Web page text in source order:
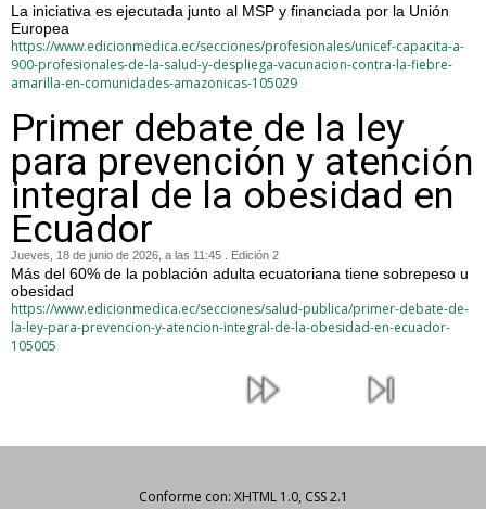
La iniciativa es ejecutada junto al MSP y financiada por la Unión
Europea
https://www.edicionmedica.ec/secciones/profesionales/unicef-capacita-a-
900-profesionales-de-la-salud-y-despliega-vacunacion-contra-la-fiebre-
amarilla-en-comunidades-amazonicas-105029
Primer debate de la ley
para prevención y atención
integral de la obesidad en
Ecuador
Jueves, 18 de junio de 2026, a las 11:45 . Edición 2
Más del 60% de la población adulta ecuatoriana tiene sobrepeso u
obesidad
https://www.edicionmedica.ec/secciones/salud-publica/primer-debate-de-
la-ley-para-prevencion-y-atencion-integral-de-la-obesidad-en-ecuador-
105005
Conforme con: XHTML 1.0, CSS 2.1